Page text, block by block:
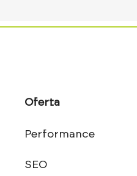
Oferta
Performance
SEO